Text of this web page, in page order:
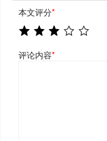
本文评分*
评论内容*